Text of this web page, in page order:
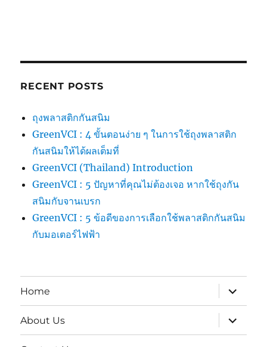
RECENT POSTS
ถุงพลาสติกกันสนิม
GreenVCI : 4 ขั้นตอนง่าย ๆ ในการใช้ถุงพลาสติก
กันสนิมให้ได้ผลเต็มที่
GreenVCI (Thailand) Introduction
GreenVCI : 5 ปัญหาที่คุณไม่ต้องเจอ หากใช้ถุงกัน
สนิมกับจานเบรก
GreenVCI : 5 ข้อดีของการเลือกใช้พลาสติกกันสนิม
กับมอเตอร์ไฟฟ้า
Home
expand
child
menu
About Us
expand
child
menu